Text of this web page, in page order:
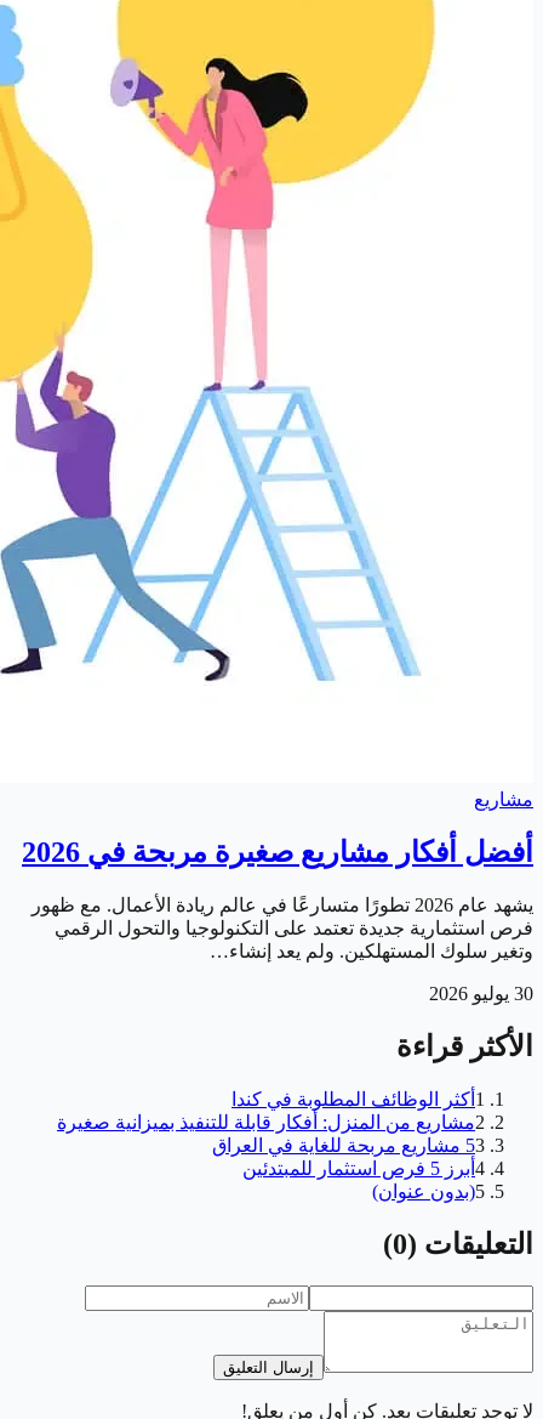
مشاريع
أفضل أفكار مشاريع صغيرة مربحة في 2026
يشهد عام 2026 تطورًا متسارعًا في عالم ريادة الأعمال. مع ظهور
فرص استثمارية جديدة تعتمد على التكنولوجيا والتحول الرقمي
وتغير سلوك المستهلكين. ولم يعد إنشاء…
30 يوليو 2026
الأكثر قراءة
1 أكثر الوظائف المطلوبة في كندا
2مشاريع من المنزل: أفكار قابلة للتنفيذ بميزانية صغيرة
35 مشاريع مربحة للغاية في العراق
4 أبرز 5 فرص استثمار للمبتدئين
5(بدون عنوان)
التعليقات (
0
)
إرسال التعليق
لا توجد تعليقات بعد. كن أول من يعلق!